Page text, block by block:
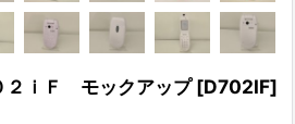
２ｉＦ モックアップ [D702IF]